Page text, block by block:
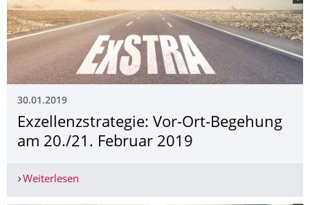
30.01.2019
Exzellenzstrategie: Vor-Ort-Begehung
am 20./21. Februar 2019
Weiterlesen